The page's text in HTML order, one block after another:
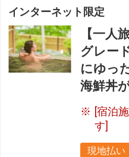
インターネット限定
【一人
グレー
にゆっ
海鮮丼
[宿泊
す]
現地払い